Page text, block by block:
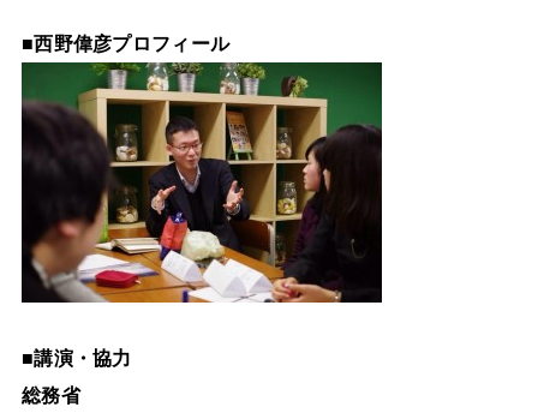
■西野偉彦プロフィール
■講演・協力
総務省